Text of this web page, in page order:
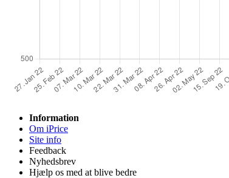
Information
Om iPrice
Site info
Feedback
Nyhedsbrev
Hjælp os med at blive bedre